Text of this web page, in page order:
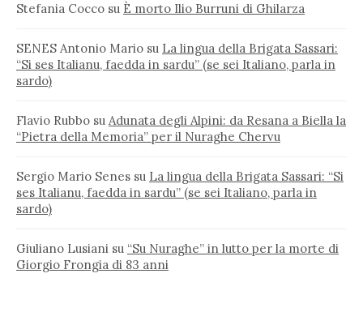
Stefania Cocco su È morto Ilio Burruni di Ghilarza
SENES Antonio Mario su La lingua della Brigata Sassari:
“Si ses Italianu, faedda in sardu” (se sei Italiano, parla in
sardo)
Flavio Rubbo su Adunata degli Alpini: da Resana a Biella la
“Pietra della Memoria” per il Nuraghe Chervu
Sergio Mario Senes su La lingua della Brigata Sassari: “Si
ses Italianu, faedda in sardu” (se sei Italiano, parla in
sardo)
Giuliano Lusiani su “Su Nuraghe” in lutto per la morte di
Giorgio Frongia di 83 anni